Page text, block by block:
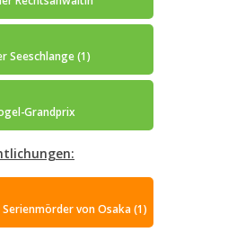
Seeschlange (1)
Grandprix
Serienmörder von Osaka (1)